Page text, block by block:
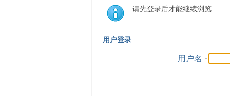
请先登录后才能继续浏览
用户登录
用户名